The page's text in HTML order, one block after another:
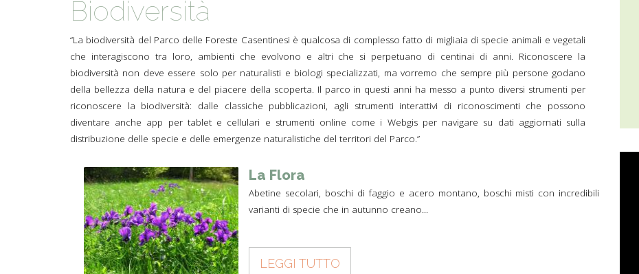
ESCURSIONI GUIDATE
STATO DEI SENTIERI
CANI DA GUARDIANIA
CENSIMENTO DEL CERVO
PROGRAMMA DI SVILUPPO
RURALE
CAMPI ESTIVI E ALTRE PROPOSTE
A SCUOLA NEL PARCO
UN PARCO PER TE
UNA SCUOLA NEL PARCO
UN SENTIERO PER LA SALUTE
PROGETTI CONCLUSI
SAPORI DEL PARCO
STORIA E TRADIZIONI
I POPOLI DEL PARCO
ANTICHE CULTIVAR
I PAESI CAPOLUOGO
PNFC TREKKING MAP
KEY TO NATURE
MAPPA DEL SITOALBO PRETORIO
AMMINISTRAZIONE
TRASPARENTE
PAGAMENTI ON LINE - PAGO PA
Biodiversità
“La biodiversità del Parco delle Foreste Casentinesi è qualcosa di complesso fatto di migliaia di specie animali e vegetali
che interagiscono tra loro, ambienti che evolvono e altri che si perpetuano di centinai di anni. Riconoscere la
biodiversità non deve essere solo per naturalisti e biologi specializzati, ma vorremo che sempre più persone godano
della bellezza della natura e del piacere della scoperta. Il parco in questi anni ha messo a punto diversi strumenti per
riconoscere la biodiversità: dalle classiche pubblicazioni, agli strumenti interattivi di riconoscimenti che possono
diventare anche app per tablet e cellulari e strumenti online come i Webgis per navigare su dati aggiornati sulla
distribuzione delle specie e delle emergenze naturalistiche del territori del Parco.”
La Flora
Abetine secolari, boschi di faggio e acero montano, boschi misti con incredibili
varianti di specie che in autunno creano...
LEGGI TUTTO